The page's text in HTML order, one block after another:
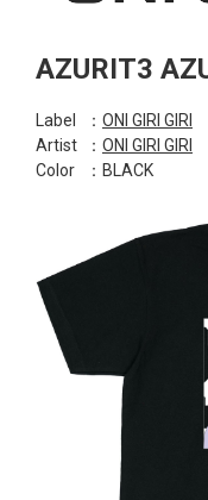
AZURIT3
Label ： ONI GIRI GIRI
Artist
： ONI GIRI GIRI
Color
：BLACK